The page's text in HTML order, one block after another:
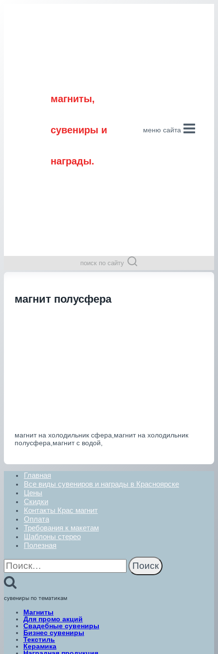
магниты,
сувениры и
награды.
меню сайта
поиск по сайту
магнит полусфера
магнит на холодильник сфера,магнит на холодильник
полусфера,магнит с водой,
Главная
Все виды сувениров и награды в Красноярске
Цены
Скидки
Контакты Крас магнит
Оплата
Требования к макетам
Шаблоны стерео
Полезная
Найти:
сувениры по тематикам
Магниты
Для промо акций
Свадебные сувениры
Бизнес сувениры
Текстиль
Керамика